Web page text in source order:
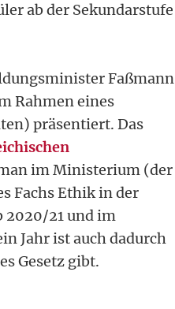
ab der Sekundarstufe
Faßmann
Rahmen eines
präsentiert. Das
im Ministerium (der
Fachs Ethik in der
2020/21 und im
Jahr ist auch dadurch
Gesetz gibt.